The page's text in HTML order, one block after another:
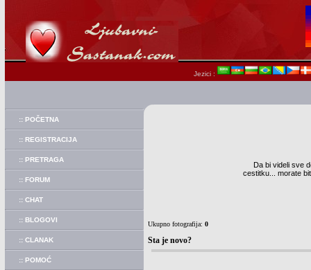
Jezici :
:: POČETNA
:: REGISTRACIJA
:: PRETRAGA
:: FORUM
:: CHAT
:: BLOGOVI
:: CLANAK
:: POMOĆ
Da bi videli sve
cestitku... morate
Ukupno fotografija: 0
Sta je novo?